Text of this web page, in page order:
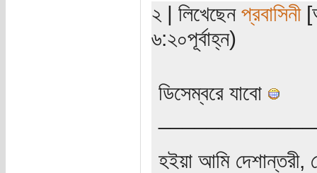
২ | লিখেছেন প্রবাসিনী
৬:২০পূর্বাহ্ন)
ডিসেম্বরে যাবো
হইয়া আমি দেশান্তরী,